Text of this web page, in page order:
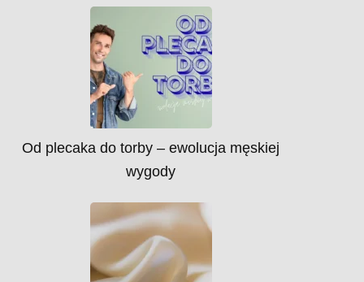
Od plecaka do torby – ewolucja męskiej
wygody